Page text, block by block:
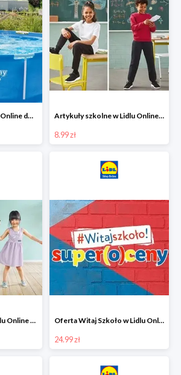
Sport i zabawa w Lidlu Online do -28% Artykuły szkolne w Lidlu Online od 8,99 zł
8.99 zł
Oferta dla dzieci w Lidlu Online od 9,99 zł Oferta Witaj Szkoło w Lidlu Online od 24,99 zł
24.99 zł